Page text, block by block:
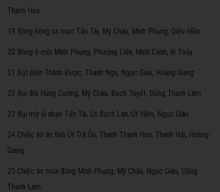
Thanh Hoa
19 Bóng hồng sa mạc Tấn Tài, Mỹ Châu, Minh Phụng, Diệu Hiền
20 Bông ô môi Minh Phụng, Phượng Liên, Minh Cảnh, lệ Thủy
21 Bọt biển Thành Được, Thanh Nga, Ngọc Giàu, Hoàng Giang
22 Bụi đời Hùng Cường, Mỹ Châu, Bạch Tuyết, Dũng Thanh Lâm
23 Bụi mờ ải nhạn Tấn Tài, Út Bạch Lan, Út Hiền, Ngọc Giàu
24 Chiếc áo ân tình Út Trà Ôn, Thanh Thanh Hoa, Thanh Hải, Hoàng
Giang
25 Chiếc áo mùa đông Minh Phụng, Mỹ Châu, Ngọc Giàu, Dũng
Thanh Lâm